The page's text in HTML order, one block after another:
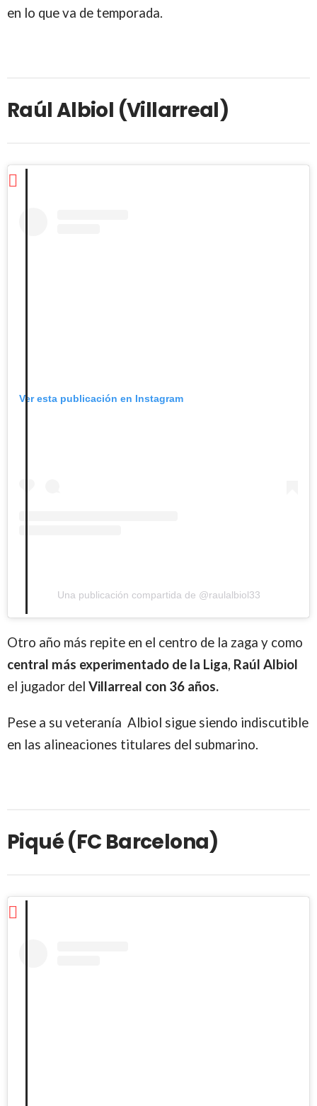
en lo que va de temporada.
Raúl Albiol (Villarreal)
Ver esta publicación en Instagram
Una publicación compartida de @raulalbiol33
Otro año más repite en el centro de la zaga y como
central más experimentado de la Liga, Raúl Albiol
el jugador del Villarreal con 36 años.
Pese a su veteranía Albiol sigue siendo indiscutible
en las alineaciones titulares del submarino.
Piqué (FC Barcelona)